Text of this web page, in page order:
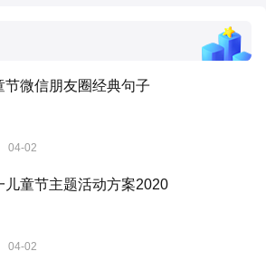
节微信朋友圈经典句子
04-02
儿童节主题活动方案2020
04-02